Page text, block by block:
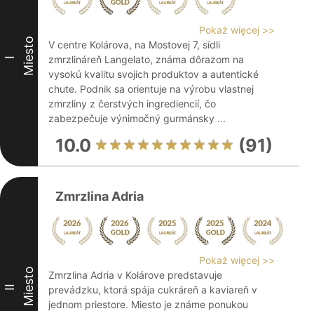
I Miesto
Pokaż więcej >>
V centre Kolárova, na Mostovej 7, sídli
zmrzlináreň Langelato, známa dôrazom na
vysokú kvalitu svojich produktov a autentické
chute. Podnik sa orientuje na výrobu vlastnej
zmrzliny z čerstvých ingrediencií, čo
zabezpečuje výnimočný gurmánsky ...
10.0 (91)
II Miesto
Zmrzlina Adria
Pokaż więcej >>
Zmrzlina Adria v Kolárove predstavuje
prevádzku, ktorá spája cukráreň a kaviareň v
jednom priestore. Miesto je známe ponukou